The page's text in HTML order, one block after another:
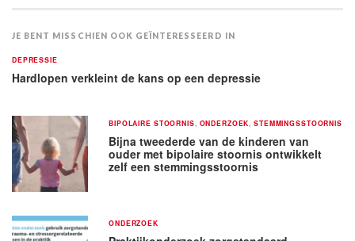
JE BENT MISSCHIEN OOK GEÏNTERESSEERD IN
DEPRESSIE
Hardlopen verkleint de kans op een depressie
BIPOLAIRE STOORNIS ONDERZOEK ,STEMMINGSSTOORNIS
Bijna tweederde van de kinderen van
ouder met bipolaire stoornis ontwikkelt
zelf een stemmingsstoornis
ONDERZOEK